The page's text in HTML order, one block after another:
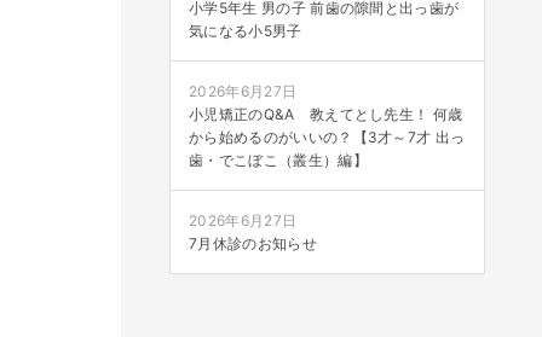
小学5年生 男の子 前歯の隙間と出っ歯が
気になる小5男子
2026年6月27日
小児矯正のQ&A 教えてとし先生！ 何歳
から始めるのがいいの？【3才～7才 出っ
歯・でこぼこ（叢生）編】
2026年6月27日
7月休診のお知らせ